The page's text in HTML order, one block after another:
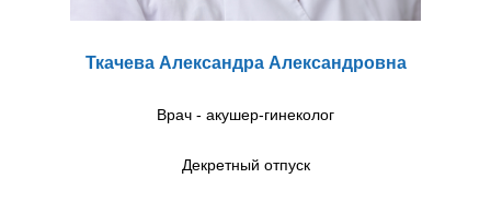
Ткачева Александра Александровна
Врач - акушер-гинеколог
Декретный отпуск